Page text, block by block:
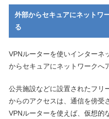
外部からセキュアにネットワ
る
VPNルーターを使いインターネ
からセキュアにネットワークへ
公共施設などに設置されたフリ
からのアクセスは、通信を傍受
VPNルーターを使えば、仮想的